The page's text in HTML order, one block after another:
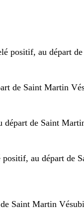
positif, au départ
de Saint Martin
de Saint
au départ de
Saint Martin